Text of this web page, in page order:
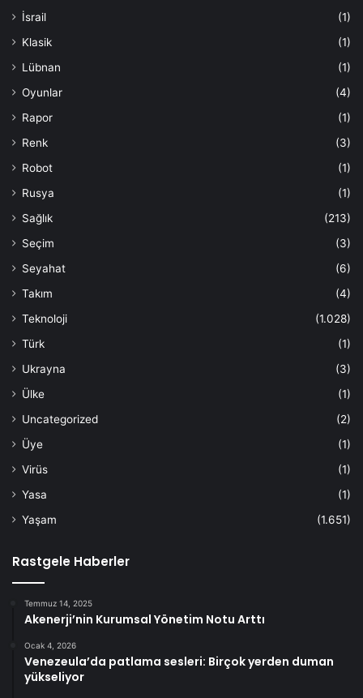
İsrail
(1)
Klasik
(1)
Lübnan
(1)
Oyunlar
(4)
Rapor
(1)
Renk
(3)
Robot
(1)
Rusya
(1)
Sağlık
(213)
Seçim
(3)
Seyahat
(6)
Takım
(4)
Teknoloji
(1.028)
Türk
(1)
Ukrayna
(3)
Ülke
(1)
Uncategorized
(2)
Üye
(1)
Virüs
(1)
Yasa
(1)
Yaşam
(1.651)
Rastgele Haberler
Temmuz 14, 2025
Akenerji’nin Kurumsal Yönetim Notu Arttı
Ocak 4, 2026
Venezeula’da patlama sesleri: Birçok yerden duman
yükseliyor